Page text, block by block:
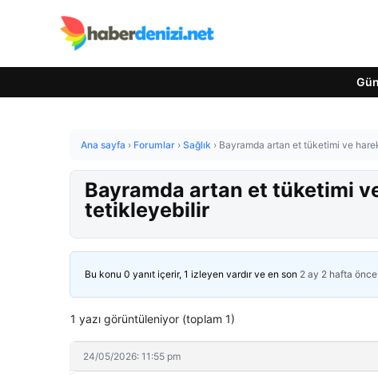
Ana sayfa › Forumlar › Sağlık › Bayramda artan et tüketimi ve
Bayramda artan et tüketimi
tetikleyebilir
Bu konu 0 yanıt içerir, 1 izleyen vardır ve en son 2 ay 2 hafta önce
1 yazı görüntüleniyor (toplam 1)
24/05/2026: 11:55 pm